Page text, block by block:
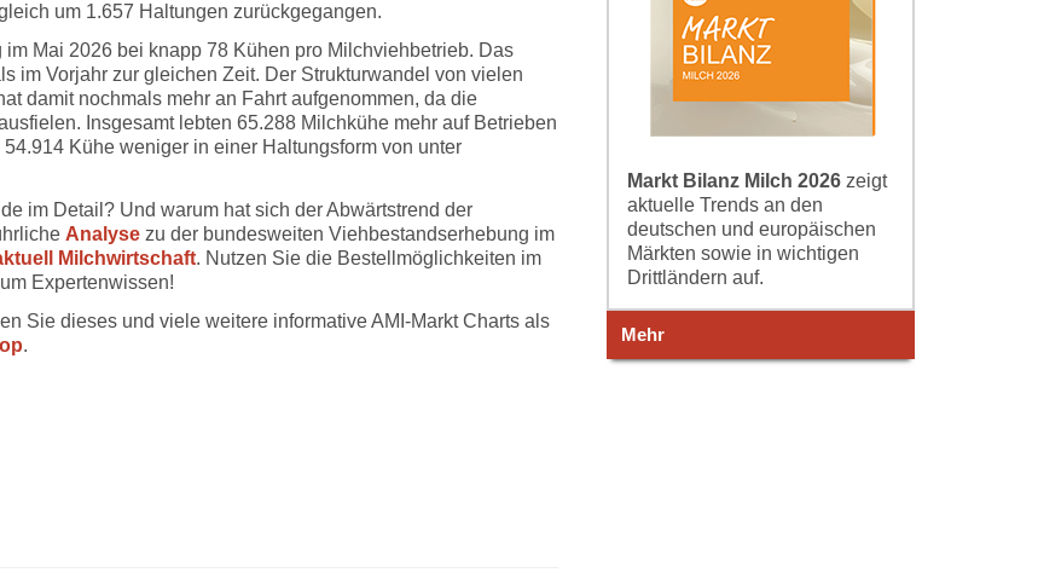
um 1.657 Haltungen zurückgegangen.
Mai 2026 bei knapp 78 Kühen pro Milchviehbetrieb. Das
im Vorjahr zur gleichen Zeit. Der Strukturwandel von vielen
damit nochmals mehr an Fahrt aufgenommen, da die
Insgesamt lebten 65.288 Milchkühe mehr auf Betrieben
Kühe weniger in einer Haltungsform von unter
im Detail? Und warum hat sich der Abwärtstrend der
Analyse zu der bundesweiten Viehbestandserhebung im
Milchwirtschaft. Nutzen Sie die Bestellmöglichkeiten im
Expertenwissen!
Sie dieses und viele weitere informative AMI-Markt Charts als
.
Markt Bilanz Milch 2026 zeigt
aktuelle Trends an den
deutschen und europäischen
Märkten sowie in wichtigen
Drittländern auf.
Mehr